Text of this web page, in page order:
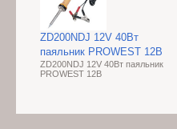
ZD200NDJ 12V 40Вт
паяльник PROWEST 12В
ZD200NDJ 12V 40Вт паяльник
PROWEST 12В